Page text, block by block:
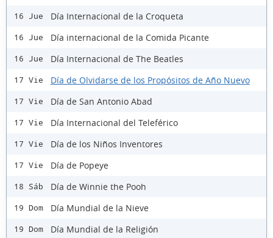
16 Jue Día Internacional de la Croqueta
16 Jue Día internacional de la Comida Picante
16 Jue Día Internacional de The Beatles
17 Vie Día de Olvidarse de los Propósitos de Año Nuevo
17 Vie Día de San Antonio Abad
17 Vie Día Internacional del Teleférico
17 Vie Día de los Niños Inventores
17 Vie Día de Popeye
18 Sáb Día de Winnie the Pooh
19 Dom Día Mundial de la Nieve
19 Dom Día Mundial de la Religión